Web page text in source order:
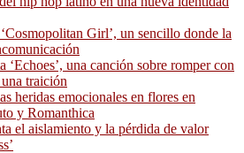
Girl’, un sencillo donde la
‘Echoes’, una canción sobre romper con
traición
heridas emocionales en flores en
y Romanthica
el aislamiento y la pérdida de valor